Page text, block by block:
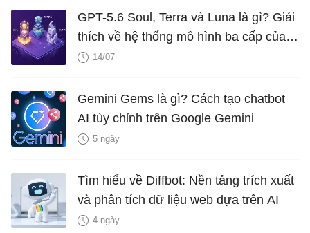
GPT-5.6 Soul, Terra và Luna là gì? Giải
thích về hệ thống mô hình ba cấp của
OpenAI
14/07
Gemini Gems là gì? Cách tạo chatbot
AI tùy chỉnh trên Google Gemini
5 ngày
Tìm hiểu về Diffbot: Nền tảng trích xuất
và phân tích dữ liệu web dựa trên AI
4 ngày